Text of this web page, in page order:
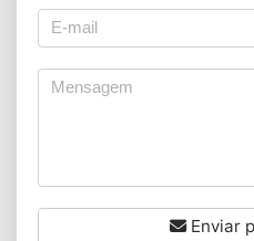
Enviar